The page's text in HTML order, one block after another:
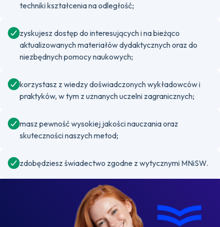
techniki kształcenia na odległość;
zyskujesz dostęp do interesujących i na bieżąco
aktualizowanych materiałów dydaktycznych oraz do
niezbędnych pomocy naukowych;
korzystasz z wiedzy doświadczonych wykładowców i
praktyków, w tym z uznanych uczelni zagranicznych;
masz pewność wysokiej jakości nauczania oraz
skuteczności naszych metod;
zdobędziesz świadectwo zgodne z wytycznymi MNiSW.